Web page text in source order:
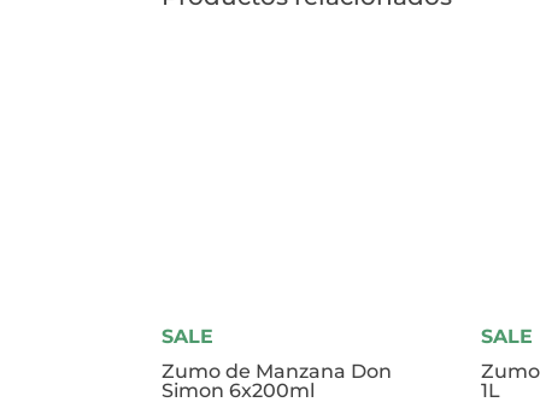
SALE
Zumo de Manzana Don
Simon 6x200ml
SALE
1L